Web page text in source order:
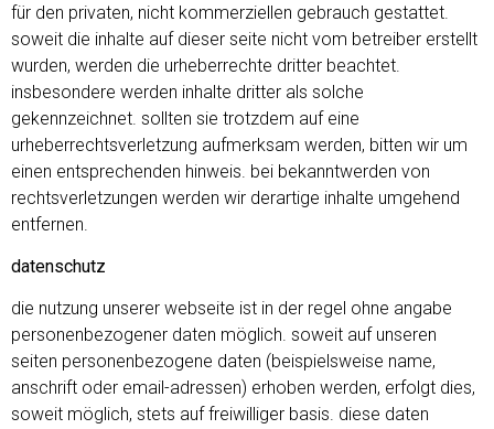
für den privaten, nicht kommerziellen gebrauch gestattet.
soweit die inhalte auf dieser seite nicht vom betreiber erstellt
wurden, werden die urheberrechte dritter beachtet.
insbesondere werden inhalte dritter als solche
gekennzeichnet. sollten sie trotzdem auf eine
urheberrechtsverletzung aufmerksam werden, bitten wir um
einen entsprechenden hinweis. bei bekanntwerden von
rechtsverletzungen werden wir derartige inhalte umgehend
entfernen.
datenschutz
die nutzung unserer webseite ist in der regel ohne angabe
personenbezogener daten möglich. soweit auf unseren
seiten personenbezogene daten (beispielsweise name,
anschrift oder email-adressen) erhoben werden, erfolgt dies,
soweit möglich, stets auf freiwilliger basis. diese daten